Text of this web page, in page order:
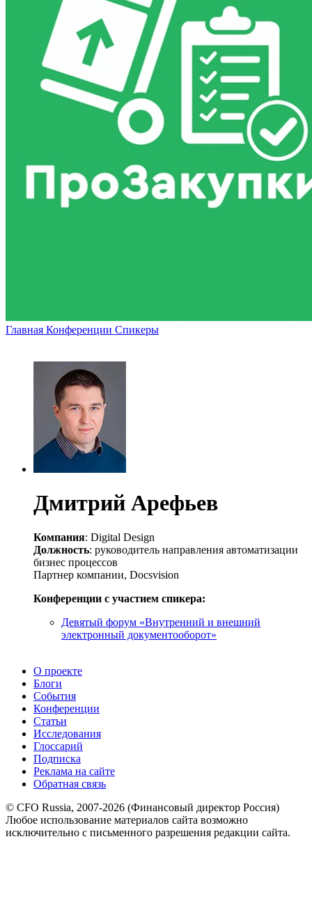
Главная Конференции Спикеры
Дмитрий Арефьев
Компания: Digital Design
Должность: руководитель направления автоматизации
бизнес процессов
Партнер компании, Docsvision
Конференции с участием спикера:
Девятый форум «Внутренний и внешний
электронный документооборот»
О проекте
Блоги
События
Конференции
Статьи
Исследования
Глоссарий
Подписка
Реклама на сайте
Обратная связь
© CFO Russia, 2007-2026 (Финансовый директор Россия)
Любое использование материалов сайта возможно
исключительно с письменного разрешения редакции сайта.